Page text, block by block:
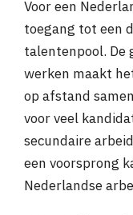
Voor een
toegang tot een
talentenpool. De
werken maakt
op afstand
voor veel
secundaire
een voorsprong
Nederlandse